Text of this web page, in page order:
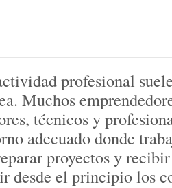
profesional
Muchos
técnicos y
adecuado donde
proyectos y
desde el principio los